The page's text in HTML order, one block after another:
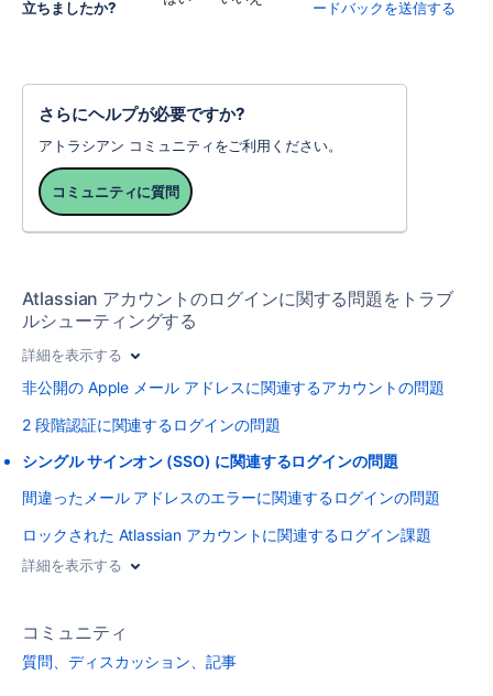
立ちましたか?
ードバックを送信する
さらにヘルプが必要ですか?
アトラシアン コミュニティをご利用ください。
コミュニティに質問
Atlassian アカウントのログインに関する問題をトラブ
ルシューティングする
詳細を表示する
非公開の Apple メール アドレスに関連するアカウントの問題
2 段階認証に関連するログインの問題
シングル サインオン (SSO) に関連するログインの問題
間違ったメール アドレスのエラーに関連するログインの問題
ロックされた Atlassian アカウントに関連するログイン課題
詳細を表示する
コミュニティ
質問、ディスカッション、記事